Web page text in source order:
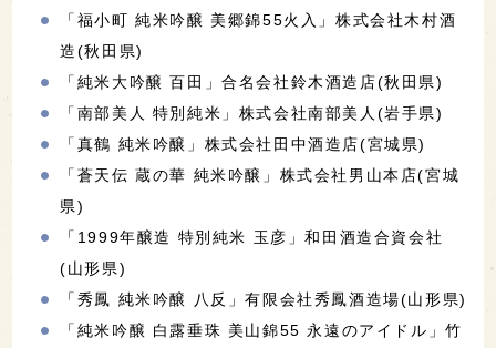
「福小町 純米吟醸 美郷錦55火入」株式会社木村酒
造(秋田県)
「純米大吟醸 百田」合名会社鈴木酒造店(秋田県)
「南部美人 特別純米」株式会社南部美人(岩手県)
「真鶴 純米吟醸」株式会社田中酒造店(宮城県)
「蒼天伝 蔵の華 純米吟醸」株式会社男山本店(宮城
県)
「1999年醸造 特別純米 玉彦」和田酒造合資会社
(山形県)
「秀鳳 純米吟醸 八反」有限会社秀鳳酒造場(山形県)
「純米吟醸 白露垂珠 美山錦55 永遠のアイドル」竹